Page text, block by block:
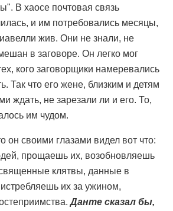
В хаосе почтовая связь
и им потребовались месяцы,
жив. Они не знали, не
в заговоре. Он легко мог
кого заговорщики намеревались
Так что его жене, близким и детям
ждать, не зарезали ли и его. То,
им чудом.
он своими глазами видел вот что:
прощаешь их, возобновляешь
клятвы, данные в
их за ужином,
Данте сказал бы,